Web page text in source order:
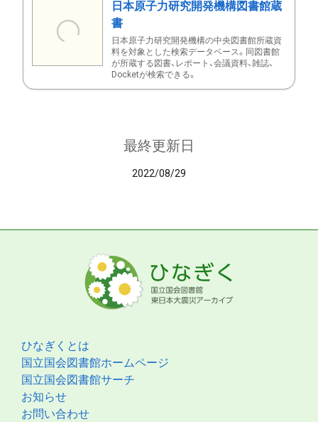
日本原子力研究開発機構図書館蔵
書
日本原子力研究開発機構の中央図書館所蔵資
料を対象とした検索データベース。同図書館
が所蔵する図書、レポート、会議資料、雑誌、
Docketが検索できる。
最終更新日
2022/08/29
ひなぎくとは
国立国会図書館ホームページ
国立国会図書館サーチ
お知らせ
お問い合わせ